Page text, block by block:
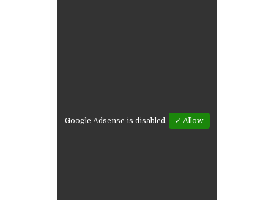
Google Adsense is disabled. ✓ Allow